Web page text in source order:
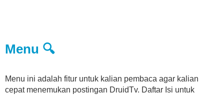
Menu 🔍
Menu ini adalah fitur untuk kalian pembaca agar kalian
cepat menemukan postingan DruidTv. Daftar Isi untuk